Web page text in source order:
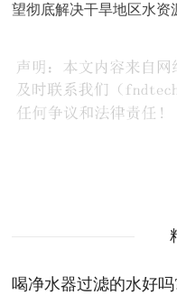
望彻底解决干旱地区水资
喝净水器过滤的水好